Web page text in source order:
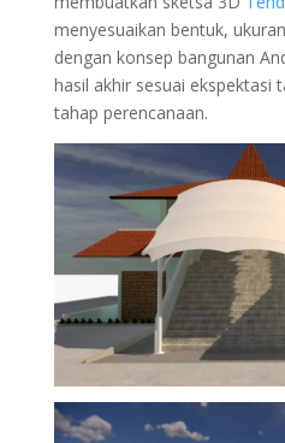
menyesuaikan bentuk,
dengan konsep bangunan
hasil akhir sesuai ekspektasi
tahap perencanaan.